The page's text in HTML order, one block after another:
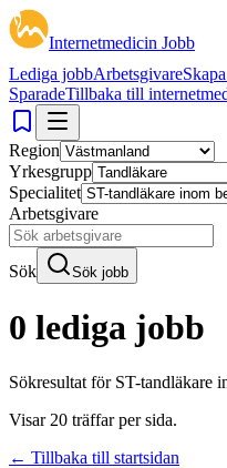
Internetmedicin Jobb
Lediga jobbArbetsgivare
SparadeTillbaka till
Region
Yrkesgrupp
Specialitet
Arbetsgivare
Sök Sök jobb
0 lediga jobb
Sökresultat för ST-tandläkare
Visar 20 träffar per sida.
← Tillbaka till startsidan